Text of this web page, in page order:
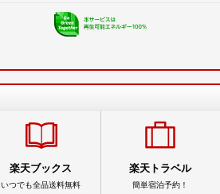
楽天ブックス
いつでも全品送料無料
楽天トラベル
簡単宿泊予約！